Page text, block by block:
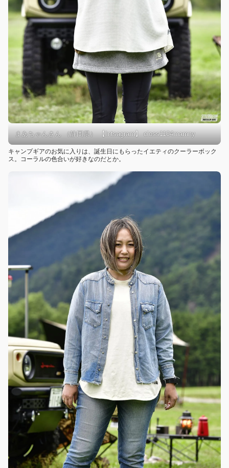
まあちゃんさん （静岡県） 【Intsagram】 closs1104mamny
キャンプギアのお気に入りは、誕生日にもらったイエティのクーラーボック
ス。コーラルの色合いが好きなのだとか。